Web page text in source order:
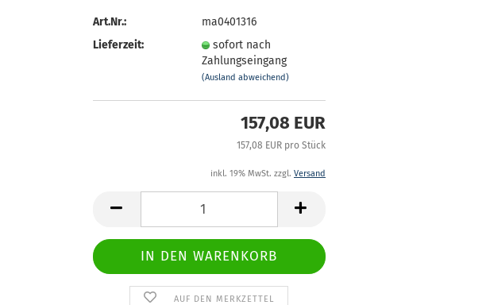
Passwort vergessen?
Art.Nr.:
ma0401316
Lieferzeit:
sofort nach
Zahlungseingang
(Ausland abweichend)
157,08 EUR
157,08 EUR pro Stück
inkl. 19% MwSt. zzgl. Versand
AUF DEN MERKZETTEL